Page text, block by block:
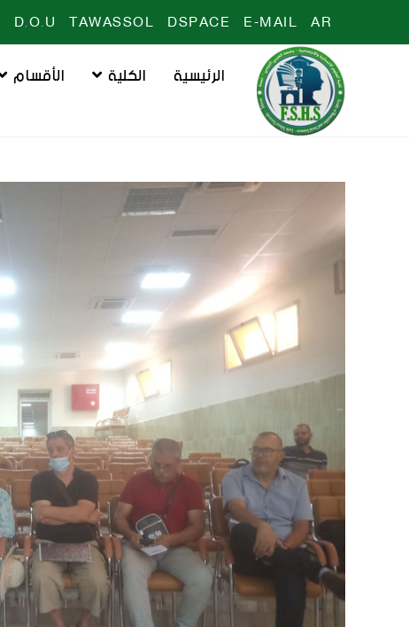
AR
E-MAIL
DSPACE
TAWASSOL
D.O.U
الرئيسية الكلية الأقسام